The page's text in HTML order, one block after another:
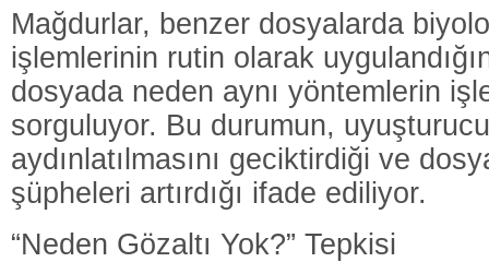
Mağdurlar, benzer dosyalarda
işlemlerinin rutin olarak
dosyada neden aynı yöntemlerin
sorguluyor. Bu durumun, uyuşturucu
aydınlatılmasını geciktirdiği ve
şüpheleri artırdığı ifade ediliyor.
“Neden Gözaltı Yok?” Tepkisi